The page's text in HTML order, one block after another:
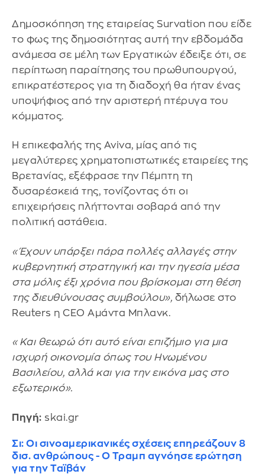
Δημοσκόπηση της εταιρείας Survation που είδε
το φως της δημοσιότητας αυτή την εβδομάδα
ανάμεσα σε μέλη των Εργατικών έδειξε ότι, σε
περίπτωση παραίτησης του πρωθυπουργού,
επικρατέστερος για τη διαδοχή θα ήταν ένας
υποψήφιος από την αριστερή πτέρυγα του
κόμματος.
Η επικεφαλής της Aviva, μίας από τις
μεγαλύτερες χρηματοπιστωτικές εταιρείες της
Βρετανίας, εξέφρασε την Πέμπτη τη
δυσαρέσκειά της, τονίζοντας ότι οι
επιχειρήσεις πλήττονται σοβαρά από την
πολιτική αστάθεια.
«Έχουν υπάρξει πάρα πολλές αλλαγές στην
κυβερνητική στρατηγική και την ηγεσία μέσα
στα μόλις έξι χρόνια που βρίσκομαι στη θέση
της διευθύνουσας συμβούλου», δήλωσε στο
Reuters η CEO Αμάντα Μπλανκ.
«Και θεωρώ ότι αυτό είναι επιζήμιο για μια
ισχυρή οικονομία όπως του Ηνωμένου
Βασιλείου, αλλά και για την εικόνα μας στο
εξωτερικό».
Πηγή: skai.gr
Σι: Οι σινοαμερικανικές σχέσεις επηρεάζουν 8
δισ. ανθρώπους - Ο Τραμπ αγνόησε ερώτηση
για την Ταϊβάν